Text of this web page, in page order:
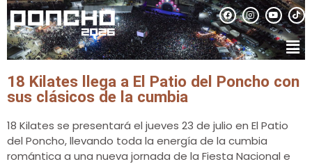
18 Kilates llega a El Patio del Poncho con
sus clásicos de la cumbia
18 Kilates se presentará el jueves 23 de julio en El Patio
del Poncho, llevando toda la energía de la cumbia
romántica a una nueva jornada de la Fiesta Nacional e